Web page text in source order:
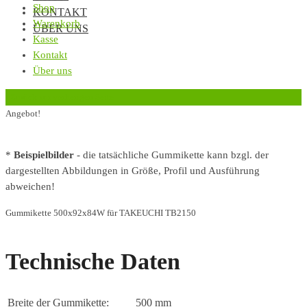
KONTAKT
ÜBER UNS
Shop
Warenkorb
Kasse
Kontakt
Über uns
Angebot!
* Beispielbilder - die tatsächliche Gummikette kann bzgl. der
dargestellten Abbildungen in Größe, Profil und Ausführung
abweichen!
Gummikette 500x92x84W für TAKEUCHI TB2150
Technische Daten
Breite der Gummikette: 500 mm